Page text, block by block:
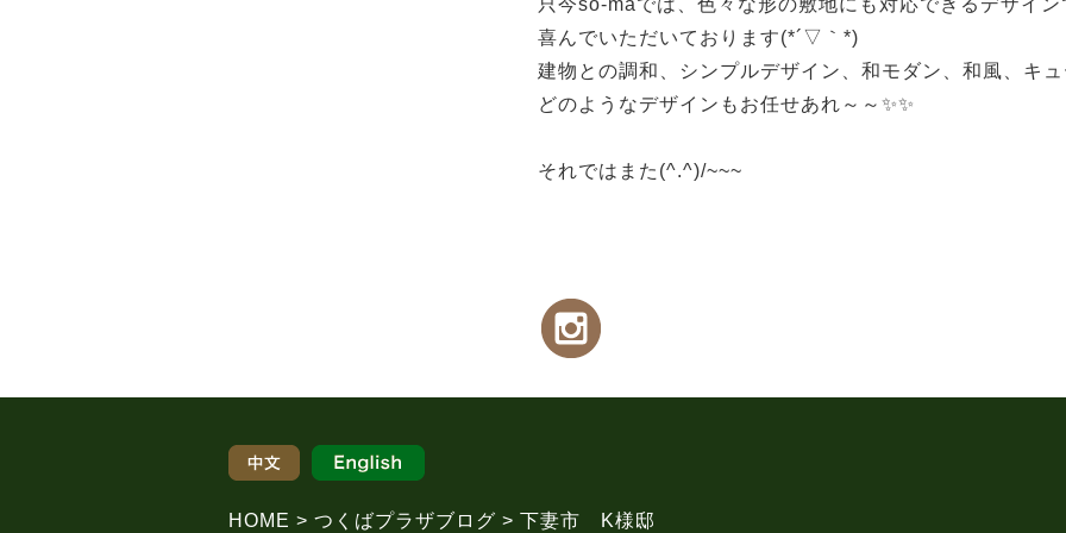
只今so-maでは、色々な形の敷地にも対応できるデザイン
喜んでいただいております(*´▽｀*)
建物との調和、シンプルデザイン、和モダン、和風、キ
どのようなデザインもお任せあれ～～✨✨
それではまた(^.^)/~~~
HOME つくばプラザブログ 下妻市 K様邸